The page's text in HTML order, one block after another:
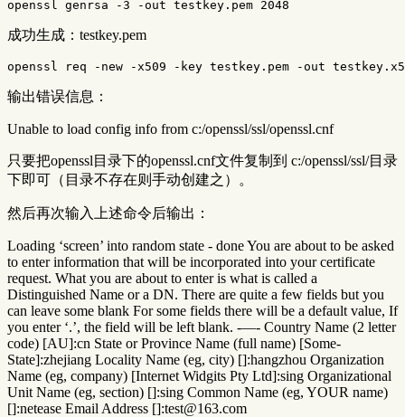
成功生成：testkey.pem
输出错误信息：
Unable to load config info from c:/openssl/ssl/openssl.cnf
只要把openssl目录下的openssl.cnf文件复制到 c:/openssl/ssl/目录
下即可（目录不存在则手动创建之）。
然后再次输入上述命令后输出：
Loading ‘screen’ into random state - done You are about to be asked
to enter information that will be incorporated into your certificate
request. What you are about to enter is what is called a
Distinguished Name or a DN. There are quite a few fields but you
can leave some blank For some fields there will be a default value, If
you enter ‘.’, the field will be left blank. -—- Country Name (2 letter
code) [AU]:cn State or Province Name (full name) [Some-
State]:zhejiang Locality Name (eg, city) []:hangzhou Organization
Name (eg, company) [Internet Widgits Pty Ltd]:sing Organizational
Unit Name (eg, section) []:sing Common Name (eg, YOUR name)
[]:netease Email Address []:test@163.com